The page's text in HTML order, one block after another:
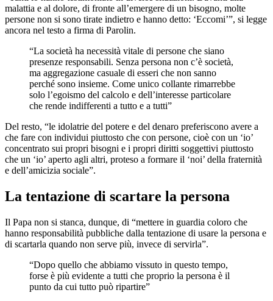
malattia e al dolore, di fronte all’emergere di un bisogno, molte
persone non si sono tirate indietro e hanno detto: ‘Eccomi’”, si legge
ancora nel testo a firma di Parolin.
“La società ha necessità vitale di persone che siano
presenze responsabili. Senza persona non c’è società,
ma aggregazione casuale di esseri che non sanno
perché sono insieme. Come unico collante rimarrebbe
solo l’egoismo del calcolo e dell’interesse particolare
che rende indifferenti a tutto e a tutti”
Del resto, “le idolatrie del potere e del denaro preferiscono avere a
che fare con individui piuttosto che con persone, cioè con un ‘io’
concentrato sui propri bisogni e i propri diritti soggettivi piuttosto
che un ‘io’ aperto agli altri, proteso a formare il ‘noi’ della fraternità
e dell’amicizia sociale”.
La tentazione di scartare la persona
Il Papa non si stanca, dunque, di “mettere in guardia coloro che
hanno responsabilità pubbliche dalla tentazione di usare la persona e
di scartarla quando non serve più, invece di servirla”.
“Dopo quello che abbiamo vissuto in questo tempo,
forse è più evidente a tutti che proprio la persona è il
punto da cui tutto può ripartire”